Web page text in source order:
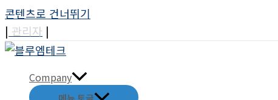
콘텐츠로 건너뛰기
| 관리자 |
Company